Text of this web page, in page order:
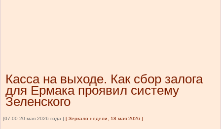
Касса на выходе. Как сбор залога
для Ермака проявил систему
Зеленского
[07:00 20 мая 2026 года ] [ Зеркало недели, 18 мая 2026 ]